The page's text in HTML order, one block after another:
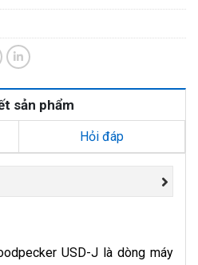
sản phẩm
Hỏi đáp
USD-J là dòng máy